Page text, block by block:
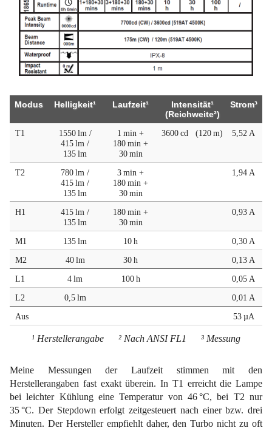
¹ Herstellerangabe ² Nach ANSI FL1 ³ Messung
Modus Helligkeit¹ Laufzeit¹
Intensität¹
(Reichweite²)
Strom³
T1
1550 lm /
415 lm /
135 lm
1 min +
180 min +
30 min
3600 cd (120 m) 5,52 A
T2
780 lm /
415 lm /
135 lm
3 min +
180 min +
30 min
1,94 A
H1
415 lm /
135 lm
180 min +
30 min
0,93 A
M1 135 lm 10 h
0,30 A
M2
40 lm 30 h
0,13 A
L1
4 lm 100 h
0,05 A
L2
0,5 lm
0,01 A
Aus
53 µA
Meine Messungen der Laufzeit stimmen mit den
Herstellerangaben fast exakt überein. In T1 erreicht die Lampe
bei leichter Kühlung eine Temperatur von 46 °C, bei T2 nur
35 °C. Der Stepdown erfolgt zeitgesteuert nach einer bzw. drei
Minuten. Der Hersteller empfiehlt daher, den Turbo nicht zu oft